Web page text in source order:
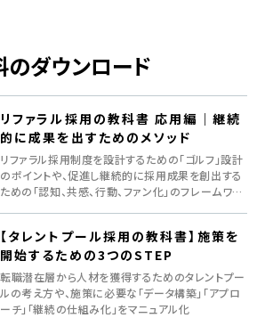
ダウンロード
リファラル採用の教科書 応用編｜継続
的に成果を出すためのメソッド
リファラル採用制度を設計するための「ゴルフ」設計
のポイントや、促進し継続的に採用成果を創出する
ための「認知、共感、行動、ファン化」のフレームワー
【タレントプール採用の教科書】施策を
開始するための3つのSTEP
転職潜在層から人材を獲得するためのタレントプー
ルの考え方や、施策に必要な「データ構築」「アプロ
ーチ」「継続の仕組み化」をマニュアル化